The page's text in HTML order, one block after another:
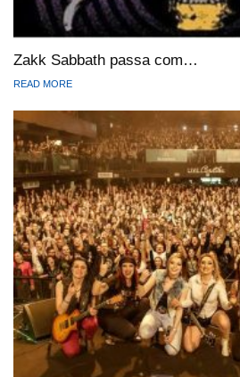
Zakk Sabbath passa com…
READ MORE